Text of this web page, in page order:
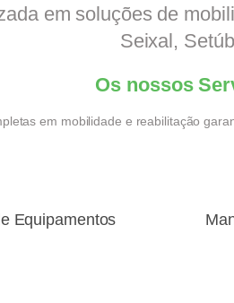
em soluções de
Seixal,
Os nossos
em mobilidade e reabilitação
Equipamentos